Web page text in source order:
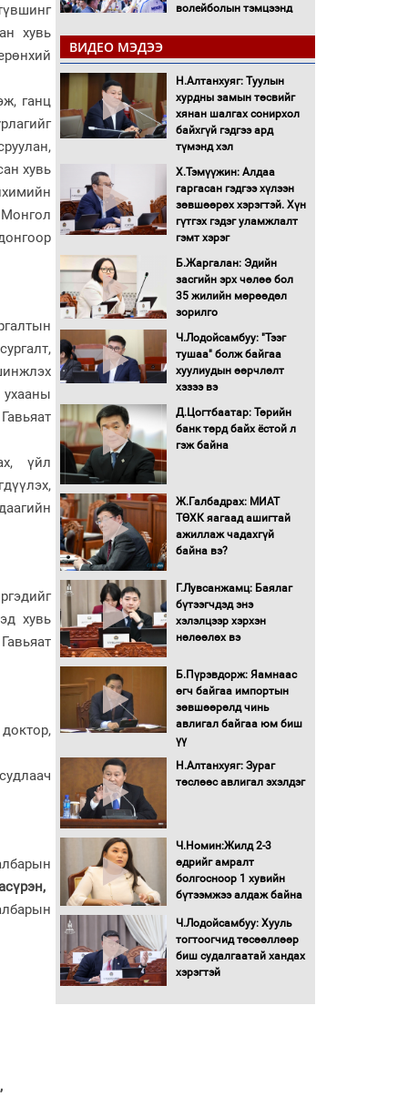
хувь
ганц
хувь
үйл
хувь
волейболын тэмцээнд
хүслээ
Автобензин, дизель
түлшний онцгой албан
татварыг тэглэлээ
горимд эрүүл мэндийн
салбар хамаарахгүй
Нөөцийн махны
нээлттэй ил тод болгоно
Монгол Улс “COP17”-д
төлөвлөгөө”-гөө
танилцуулна
16 төрлийн эмийг нэг эх
журмыг баталлаа
гадаад томилолтыг
хориглолоо
Сайд нар төсвөө хэрхэн
Засгийн газрын ээлжит
хуралдаан болж байна
Автомашинд улсын
дугаарын тэгш,
олгоно
Бага орлоготой
бүрдүүллээ
Хөшөө бүтсэн түүхийг
өгүүлэх 7 баримт
Хөвсгөл нуурын лусыг
тахих төрийн тахилгын
ёслол боллоо
ВИДЕО МЭДЭЭ
Н.Алтанхуяг: Туулын
хурдны замын төсвийг
хянан шалгах сонирхол
байхгүй гэдгээ ард
түмэнд хэл
Х.Тэмүүжин: Алдаа
гаргасан гэдгээ хүлээн
зөвшөөрөх хэрэгтэй. Хүн
гүтгэх гэдэг уламжлалт
гэмт хэрэг
Б.Жаргалан: Эдийн
засгийн эрх чөлөө бол
35 жилийн мөрөөдөл
зорилго
Ч.Лодойсамбуу: "Тээг
тушаа" болж байгаа
хуулиудын өөрчлөлт
хэзээ вэ
Д.Цогтбаатар: Төрийн
банк төрд байх ёстой л
гэж байна
Ж.Галбадрах: МИАТ
ТӨХК яагаад ашигтай
ажиллаж чадахгүй
байна вэ?
Г.Лувсанжамц: Баялаг
бүтээгчдэд энэ
хэлэлцээр хэрхэн
нөлөөлөх вэ
Б.Пүрэвдорж: Яамнаас
өгч байгаа импортын
зөвшөөрөлд чинь
авлигал байгаа юм биш
үү
Н.Алтанхуяг: Зураг
төслөөс авлигал эхэлдэг
Ч.Номин:Жилд 2-3
өдрийг амралт
болгосноор 1 хувийн
бүтээмжээ алдаж байна
Ч.Лодойсамбуу: Хууль
тогтоогчид төсөөллөөр
биш судалгаатай хандах
хэрэгтэй